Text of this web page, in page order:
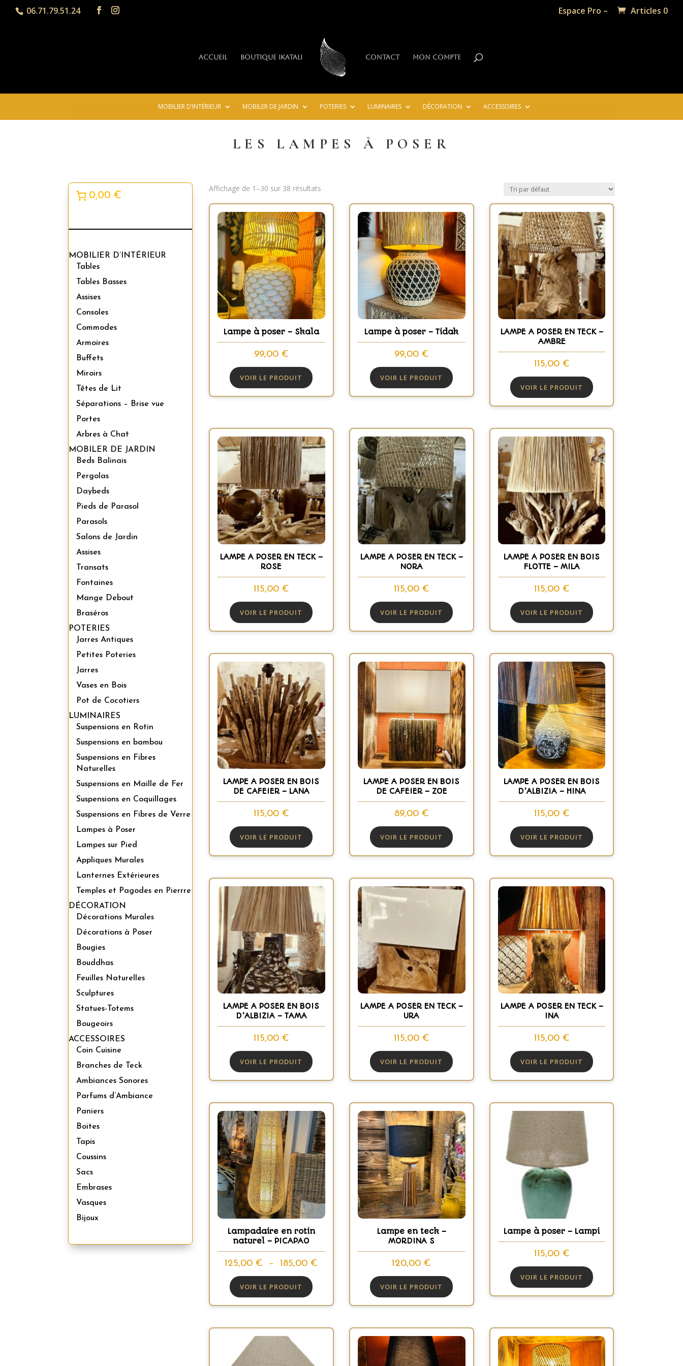
06.71.79.51.24 Espace Pro – Articles 0
Accueil Boutique IkaTali Contact Mon compte
MOBILIER D’INTÉRIEUR MOBILER DE JARDIN POTERIES LUMINAIRES DÉCORATION ACCESSOIRES
LES LAMPES À POSER
0,00 €
MOBILIER D’INTÉRIEUR
Tables
Tables Basses
Assises
Consoles
Commodes
Armoires
Buffets
Miroirs
Têtes de Lit
Séparations – Brise vue
Portes
Arbres à Chat
MOBILER DE JARDIN
Beds Balinais
Pergolas
Daybeds
Pieds de Parasol
Parasols
Salons de Jardin
Assises
Transats
Fontaines
Mange Debout
Braséros
POTERIES
Jarres Antiques
Petites Poteries
Jarres
Vases en Bois
Pot de Cocotiers
LUMINAIRES
Suspensions en Rotin
Suspensions en bambou
Suspensions en Fibres
Naturelles
Suspensions en Maille de Fer
Suspensions en Coquillages
Suspensions en Fibres de Verre
Lampes à Poser
Lampes sur Pied
Appliques Murales
Lanternes Extérieures
Temples et Pagodes en Pierrre
DÉCORATION
Décorations Murales
Décorations à Poser
Bougies
Bouddhas
Feuilles Naturelles
Sculptures
Statues-Totems
Bougeoirs
ACCESSOIRES
Coin Cuisine
Branches de Teck
Ambiances Sonores
Parfums d’Ambiance
Paniers
Boites
Tapis
Coussins
Sacs
Embrases
Vasques
Bijoux
Affichage de 1–30 sur 38 résultats
Lampe à poser – Skala
99,00 €
VOIR LE PRODUIT
Lampe à poser – Tidak
99,00 €
VOIR LE PRODUIT
LAMPE A POSER EN TECK –
AMBRE
115,00 €
VOIR LE PRODUIT
LAMPE A POSER EN TECK –
ROSE
115,00 €
VOIR LE PRODUIT
LAMPE A POSER EN TECK –
NORA
115,00 €
VOIR LE PRODUIT
LAMPE A POSER EN BOIS
FLOTTE – MILA
115,00 €
VOIR LE PRODUIT
LAMPE A POSER EN BOIS
DE CAFEIER – LANA
115,00 €
VOIR LE PRODUIT
LAMPE A POSER EN BOIS
DE CAFEIER – ZOE
89,00 €
VOIR LE PRODUIT
LAMPE A POSER EN BOIS
D’ALBIZIA – HINA
115,00 €
VOIR LE PRODUIT
LAMPE A POSER EN BOIS
D’ALBIZIA – TAMA
115,00 €
VOIR LE PRODUIT
LAMPE A POSER EN TECK –
URA
115,00 €
VOIR LE PRODUIT
LAMPE A POSER EN TECK –
INA
115,00 €
VOIR LE PRODUIT
Lampadaire en rotin
naturel – PICAPAO
125,00 € – 185,00 €
125,00 €
185,00 €
VOIR LE PRODUIT
Lampe en teck –
MORDINA S
120,00 €
VOIR LE PRODUIT
Lampe à poser – Lampi
115,00 €
VOIR LE PRODUIT